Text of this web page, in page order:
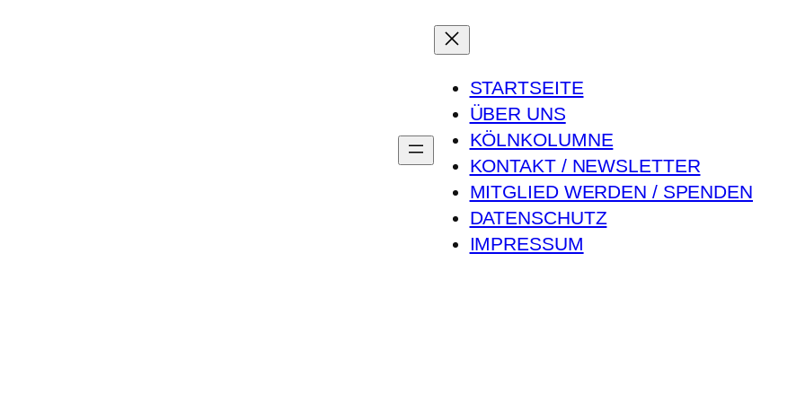
STARTSEITE
ÜBER UNS
KÖLNKOLUMNE
KONTAKT / NEWSLETTER
MITGLIED WERDEN / SPENDEN
DATENSCHUTZ
IMPRESSUM